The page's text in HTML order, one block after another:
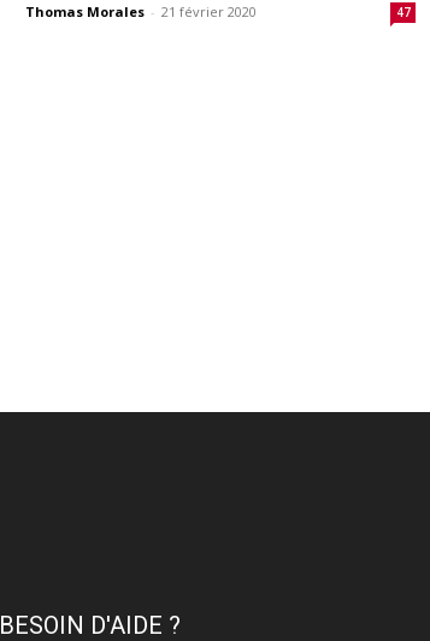
Thomas Morales - 21 février 2020 47
BESOIN D'AIDE ?